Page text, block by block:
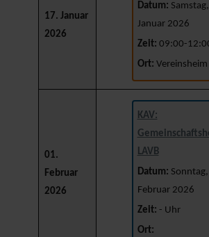
17. Januar
2026
Datum:
Januar 2026
Zeit: 09:00-
Ort: Vereinsheim
01.
Februar
2026
KAV:
LAVB
Datum:
Februar 2026
Zeit: - Uhr
Ort: